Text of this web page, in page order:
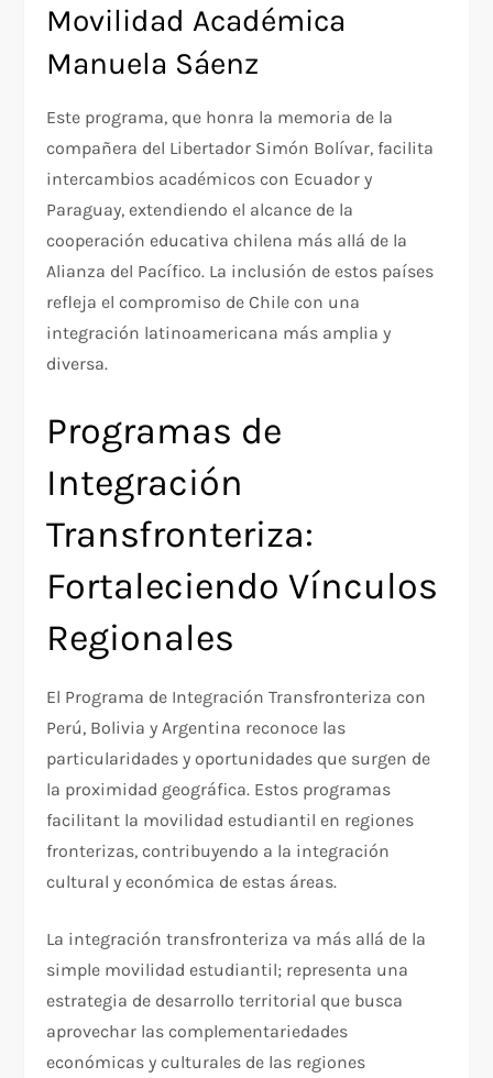
Movilidad Académica
Manuela Sáenz
Este programa, que honra la memoria de la
compañera del Libertador Simón Bolívar, facilita
intercambios académicos con Ecuador y
Paraguay, extendiendo el alcance de la
cooperación educativa chilena más allá de la
Alianza del Pacífico. La inclusión de estos países
refleja el compromiso de Chile con una
integración latinoamericana más amplia y
diversa.
Programas de
Integración
Transfronteriza:
Fortaleciendo Vínculos
Regionales
El Programa de Integración Transfronteriza con
Perú, Bolivia y Argentina reconoce las
particularidades y oportunidades que surgen de
la proximidad geográfica. Estos programas
facilitant la movilidad estudiantil en regiones
fronterizas, contribuyendo a la integración
cultural y económica de estas áreas.
La integración transfronteriza va más allá de la
simple movilidad estudiantil; representa una
estrategia de desarrollo territorial que busca
aprovechar las complementariedades
económicas y culturales de las regiones